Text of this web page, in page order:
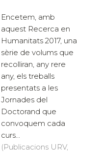
Encetem, amb
aquest Recerca en
Humanitats 2017, una
sèrie de volums que
recolliran, any rere
any, els treballs
presentats a les
Jornades del
Doctorand que
convoquem cada
curs...
(Publicacions URV,